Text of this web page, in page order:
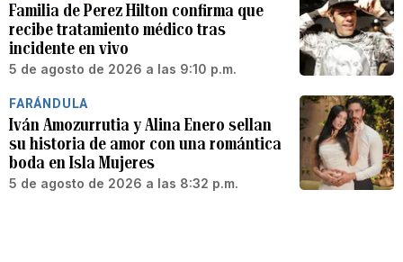
Familia de Perez Hilton confirma que
recibe tratamiento médico tras
incidente en vivo
5 de agosto de 2026 a las 9:10 p.m.
FARÁNDULA
Iván Amozurrutia y Alina Enero sellan
su historia de amor con una romántica
boda en Isla Mujeres
5 de agosto de 2026 a las 8:32 p.m.